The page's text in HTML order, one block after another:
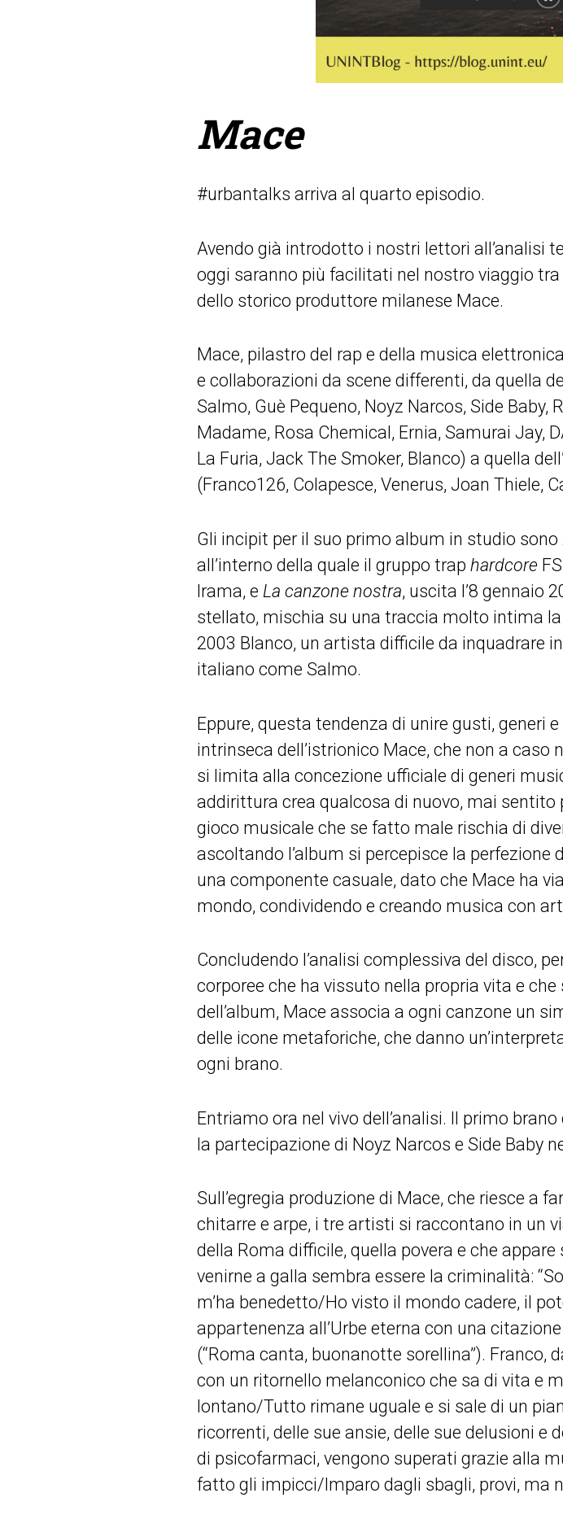
Mace
#urbantalks arriva al quarto episodio.
Avendo già introdotto i nostri lettori all’analisi
oggi saranno più facilitati nel nostro viaggio tra
dello storico produttore milanese Mace.
Mace, pilastro del rap e della musica
e collaborazioni da scene differenti, da quella
Salmo, Guè Pequeno, Noyz Narcos, Side Baby,
Madame, Rosa Chemical, Ernia, Samurai Jay,
La Furia, Jack The Smoker, Blanco) a quella
(Franco126, Colapesce, Venerus, Joan Thiele,
Gli incipit per il suo primo album in studio sono
all’interno della quale il gruppo trap hardcore
Irama, e La canzone nostra, uscita l’8 gennaio
stellato, mischia su una traccia molto intima
2003 Blanco, un artista difficile da inquadrare
italiano come Salmo.
Eppure, questa tendenza di unire gusti, generi
intrinseca dell’istrionico Mace, che non a caso
si limita alla concezione ufficiale di generi
addirittura crea qualcosa di nuovo, mai
gioco musicale che se fatto male rischia di
ascoltando l’album si percepisce la perfezione
una componente casuale, dato che Mace ha
mondo, condividendo e creando musica con
Concludendo l’analisi complessiva del disco,
corporee che ha vissuto nella propria vita e
dell’album, Mace associa a ogni canzone un
delle icone metaforiche, che danno
ogni brano.
Entriamo ora nel vivo dell’analisi. Il primo
la partecipazione di Noyz Narcos e Side Baby
Sull’egregia produzione di Mace, che riesce a
chitarre e arpe, i tre artisti si raccontano in un
della Roma difficile, quella povera e che appare
venirne a galla sembra essere la criminalità:
m’ha benedetto/Ho visto il mondo cadere, il
appartenenza all’Urbe eterna con una
(“Roma canta, buonanotte sorellina”). Franco,
con un ritornello melanconico che sa di vita e
lontano/Tutto rimane uguale e si sale di un
ricorrenti, delle sue ansie, delle sue delusioni e
di psicofarmaci, vengono superati grazie alla
fatto gli impicci/Imparo dagli sbagli, provi, ma